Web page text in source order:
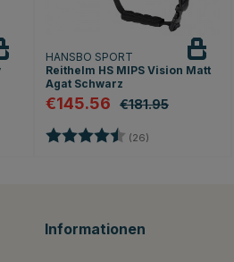
Sternen
HANSBO SPORT
Reithelm HS MIPS Vision Matt
Agat Schwarz
€145.56 €181.95
Bewertung: (26)
Informationen